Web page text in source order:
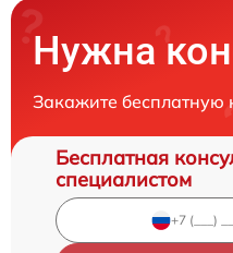
Нужна
Закажите бесплатную
Бесплатная
специалистом